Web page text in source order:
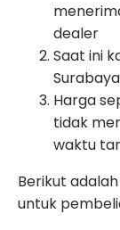
dealer
Saat ini
Harga
tidak
waktu
Berikut
untuk